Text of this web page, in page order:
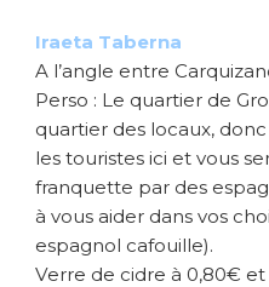
Iraeta Taberna
A l’angle entre
Perso : Le quartier de
quartier des locaux,
les touristes ici et vous
franquette par des
à vous aider dans vos
espagnol cafouille).
Verre de cidre à 0,80€ et